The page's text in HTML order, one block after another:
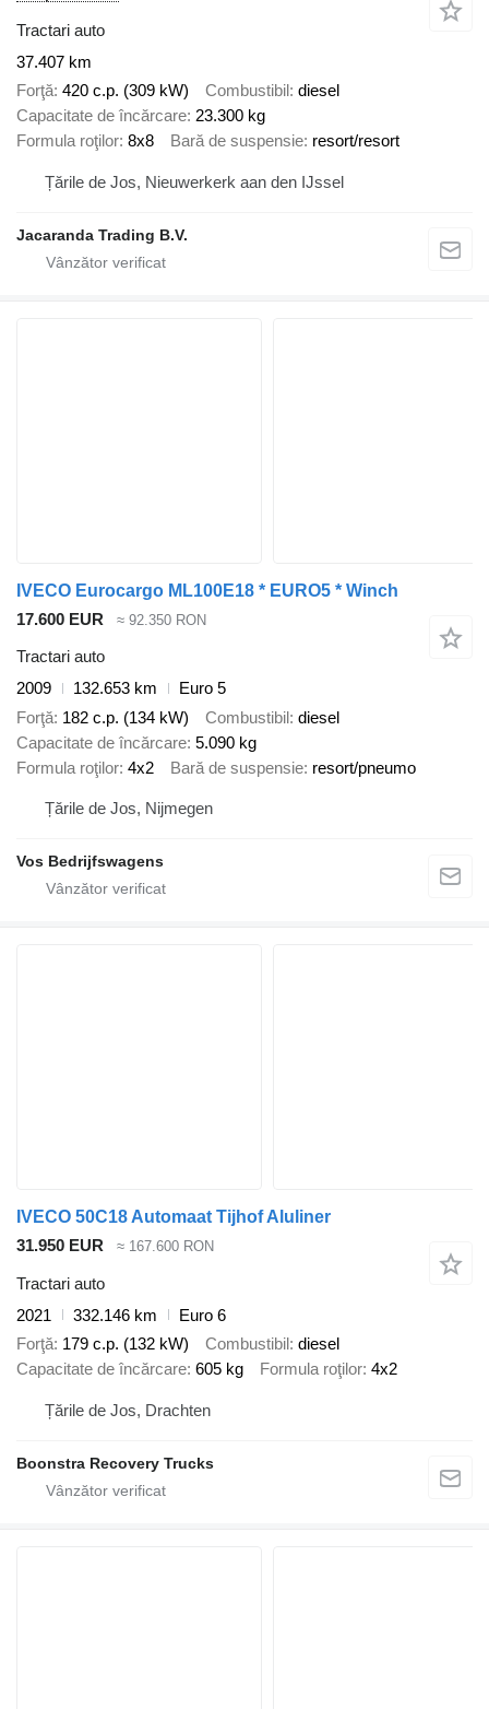
Tractari auto
37.407 km
Forţă 420 c.p. (309 kW) Combustibil diesel
Capacitate de încărcare 23.300 kg
Formula roţilor 8x8 Bară de suspensie resort/resort
Țările de Jos, Nieuwerkerk aan den IJssel
Jacaranda Trading B.V.
IVECO Eurocargo ML100E18 * EURO5 * Winch
17.600 EUR
≈ 92.350 RON
Tractari auto
2009
132.653 km
Euro 5
Forţă 182 c.p. (134 kW) Combustibil diesel
Capacitate de încărcare 5.090 kg
Formula roţilor 4x2 Bară de suspensie resort/pneumo
Țările de Jos, Nijmegen
Vos Bedrijfswagens
IVECO 50C18 Automaat Tijhof Aluliner
31.950 EUR
≈ 167.600 RON
Tractari auto
2021
332.146 km
Euro 6
Forţă 179 c.p. (132 kW) Combustibil diesel
Capacitate de încărcare 605 kg Formula roţilor 4x2
Țările de Jos, Drachten
Boonstra Recovery Trucks